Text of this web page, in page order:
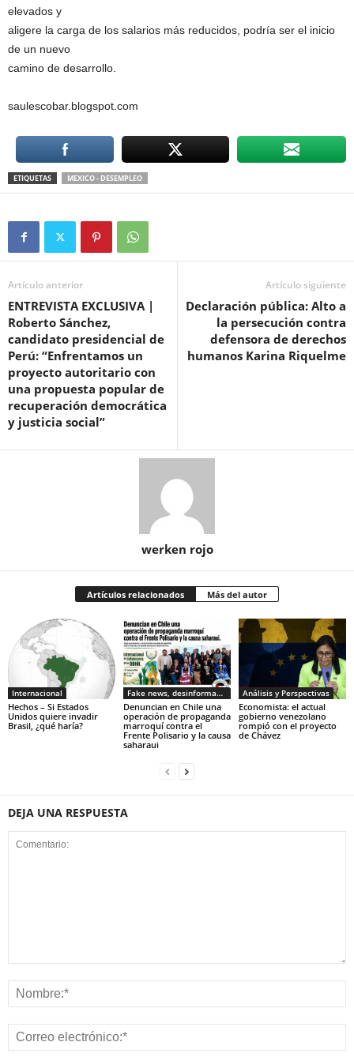
elevados y
aligere la carga de los salarios más reducidos, podría ser el inicio
de un nuevo
camino de desarrollo.
saulescobar.blogspot.com
ETIQUETAS MEXICO - DESEMPLEO
Artículo anterior
ENTREVISTA EXCLUSIVA |
Roberto Sánchez,
candidato presidencial de
Perú: “Enfrentamos un
proyecto autoritario con
una propuesta popular de
recuperación democrática
y justicia social”
Artículo siguiente
Declaración pública: Alto a
la persecución contra
defensora de derechos
humanos Karina Riquelme
werken rojo
Artículos relacionados Más del autor
Internacional
Hechos – Si Estados
Unidos quiere invadir
Brasil, ¿qué haría?
Fake news, desinformacion
Denuncian en Chile una
operación de propaganda
marroquí contra el
Frente Polisario y la causa
saharaui
Análisis y Perspectivas
Economista: el actual
gobierno venezolano
rompió con el proyecto
de Chávez
DEJA UNA RESPUESTA